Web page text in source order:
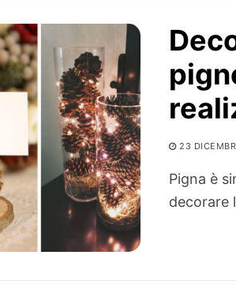
23
Pigna è
decorare